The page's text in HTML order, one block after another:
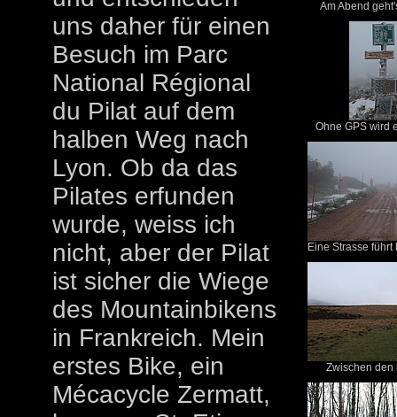
uns daher für einen
Besuch im Parc
National Régional
du Pilat auf dem
halben Weg nach
Lyon. Ob da das
Pilates erfunden
wurde, weiss ich
nicht, aber der Pilat
ist sicher die Wiege
des Mountainbikens
in Frankreich. Mein
erstes Bike, ein
Mécacycle Zermatt,
Am Abend
Ohne GPS wird
Eine Strasse führt
Zwischen den